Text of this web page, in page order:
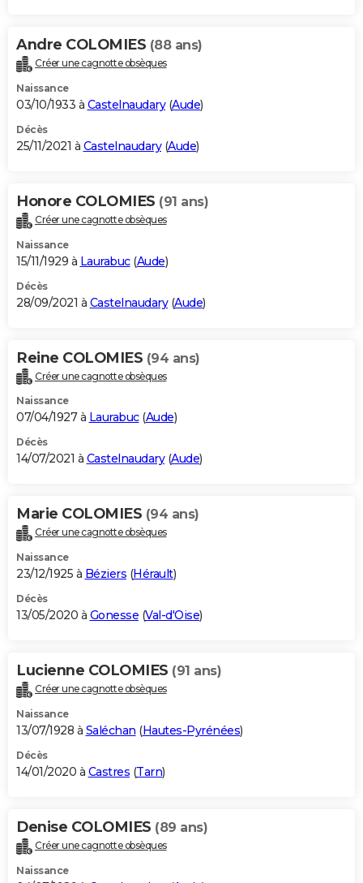
Andre COLOMIES (88 ans)
Créer une cagnotte obsèques
Naissance
03/10/1933 à Castelnaudary(Aude)
Décès
25/11/2021 à Castelnaudary(Aude)
Honore COLOMIES (91 ans)
Créer une cagnotte obsèques
Naissance
15/11/1929 à Laurabuc(Aude)
Décès
28/09/2021 à Castelnaudary(Aude)
Reine COLOMIES (94 ans)
Créer une cagnotte obsèques
Naissance
07/04/1927 à Laurabuc(Aude)
Décès
14/07/2021 à Castelnaudary(Aude)
Marie COLOMIES (94 ans)
Créer une cagnotte obsèques
Naissance
23/12/1925 à Béziers (Hérault)
Décès
13/05/2020 à Gonesse (Val-d'Oise)
Lucienne COLOMIES (91 ans)
Créer une cagnotte obsèques
Naissance
13/07/1928 à Saléchan (Hautes-Pyrénées)
Décès
14/01/2020 à Castres (Tarn)
Denise COLOMIES (89 ans)
Créer une cagnotte obsèques
Naissance